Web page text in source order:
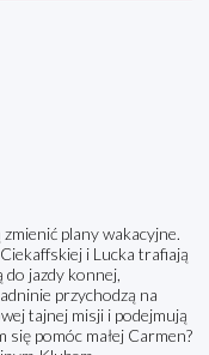
plany wakacyjne.
i Lucka trafiają
do jazdy konnej,
przychodzą na
tajnej misji i podejmują
się pomóc małej Carmen?